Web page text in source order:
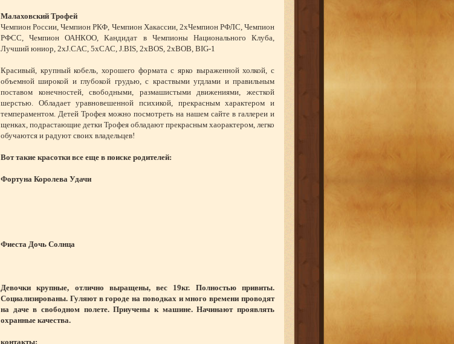
Малаховский Трофей
Чемпион России, Чемпион РКФ, Чемпион Хакассии, 2хЧемпион РФЛС, Чемпион
РФСС, Чемпион ОАНКОО, Кандидат в Чемпионы Национального Клуба,
Лучший юниор, 2хJ.CAC, 5хCAC, J.BIS, 2хBOS, 2хВОВ, BIG-1
Красивый, крупный кобель, хорошего формата с ярко выраженной холкой, с
объемной широкой и глубокой грудью, с краствыми угдлами и правильным
поставом конечностей, свободными, размашистыми движениями, жесткой
шерстью. Обладает уравновешенной психикой, прекрасным характером и
темпераментом. Детей Трофея можно посмотреть на нашем сайте в галлереи и
щенках, подрастающие детки Трофея обладают прекрасным хаорактером, легко
обучаются и радуют своих владельцев!
Вот такие красотки все еще в поиске родителей:
Фортуна Королева Удачи
Фиеста Дочь Солнца
Девочки крупные, отлично выращены, вес 19кг. Полностью привиты.
Социализированы. Гуляют в городе на поводках и много времени проводят
на даче в свободном полете. Приучены к машине. Начинают проявлять
охранные качества.
контакты: